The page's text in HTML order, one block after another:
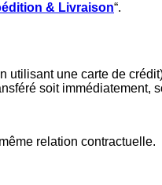
& Livraison“.
utilisant une carte de
soit immédiatement,
relation contractuelle.